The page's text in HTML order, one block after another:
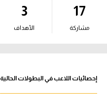
آراء حرة
ركن الألعاب
الدوري الإنجليزي الممتاز
17
مشاركة
3
الأهداف
إحصائيات اللاعب في البطولات الحالية